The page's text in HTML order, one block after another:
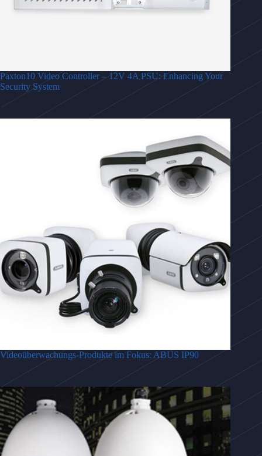
Paxton10 Video Controller – 12V 4A PSU: Enhancing Your
Security System
Videoüberwachungs-Produkte im Fokus: ABUS IP90